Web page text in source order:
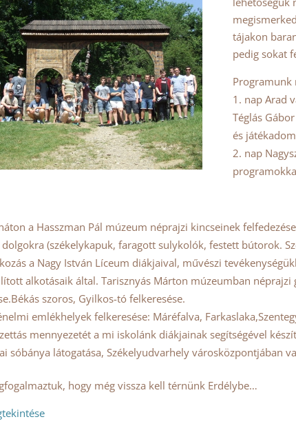
tájakon
pedig sokat
Programunk
nap Arad
Téglás
és
nap
a Hasszman Pál múzeum néprajzi kincseinek
(székelykapuk, faragott sulykolók, festett bútorok.
a Nagy István Líceum diákjaival, művészi
alkotásaik által. Tarisznyás Márton múzeumban
szoros, Gyilkos-tó felkeresése.
emlékhelyek felkeresése: Máréfalva,
mennyezetét a mi iskolánk diákjainak segítségével
sóbánya látogatása, Székelyudvarhely városközpontjában
hogy még vissza kell térnünk Erdélybe…